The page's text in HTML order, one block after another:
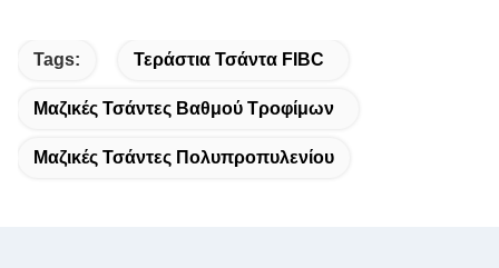
Tags: Τεράστια Τσάντα FIBC
Μαζικές Τσάντες Βαθμού Τροφίμων
Μαζικές Τσάντες Πολυπροπυλενίου